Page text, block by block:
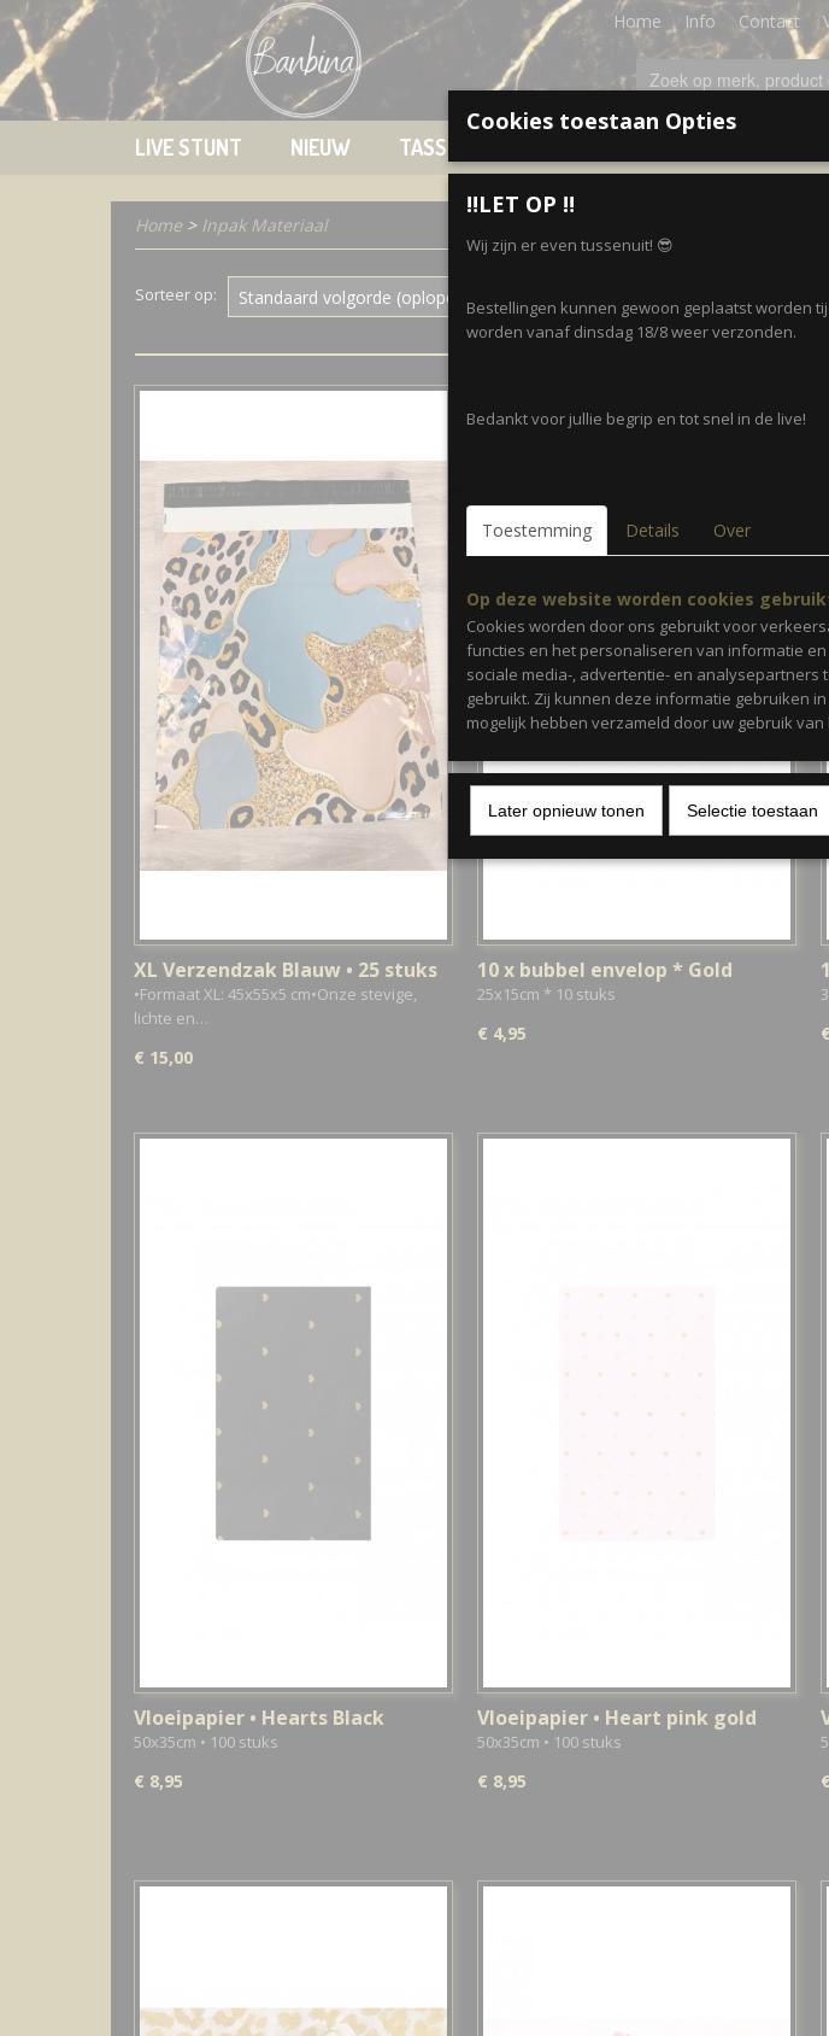
Home Info Contact
LIVE STUNT NIEUW TASSEN
Home > Inpak Materiaal
Sorteer op:
XL Verzendzak Blauw • 25 stuks
•Formaat XL: 45x55x5 cm•Onze stevige,
lichte en…
€ 15,00
10 x bubbel envelop * Gold
25x15cm * 10 stuks
€ 4,95
Vloeipapier • Hearts Black
50x35cm • 100 stuks
€ 8,95
Vloeipapier • Heart pink gold
50x35cm • 100 stuks
€ 8,95
Cookies toestaan Opties
‼️LET OP ‼️
Wij zijn er even tussenuit! 😎
Bestellingen kunnen gewoon geplaatst worden
worden vanaf dinsdag 18/8 weer verzonden.
Bedankt voor jullie begrip en tot snel in de live!
Toestemming Details Over
Op deze website worden cookies
Cookies worden door ons gebruikt voor
functies en het personaliseren van informatie
sociale media-, advertentie- en
gebruikt. Zij kunnen deze informatie gebruiken
mogelijk hebben verzameld door uw gebruik
Later opnieuw tonen Selectie toestaan